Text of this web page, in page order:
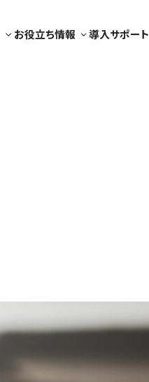
お役立ち情報 導入サポート